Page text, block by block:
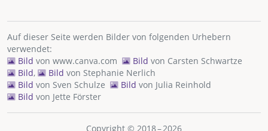
Auf dieser Seite werden Bilder von folgenden Urhebern
verwendet:
Bild von www.canva.com Bild von Carsten Schwartze
Bild, Bild von Stephanie Nerlich
Bild von Sven Schulze Bild von Julia Reinhold
Bild von Jette Förster
Copyright © 2018 – 2026